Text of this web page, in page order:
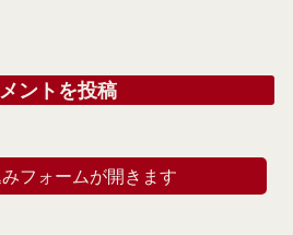
ントを投稿
フォームが開きます